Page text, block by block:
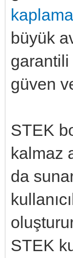
kaplama
büyük
garantili
güven
STEK
kalmaz
da
STEK